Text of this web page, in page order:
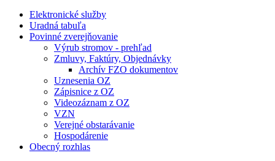
Elektronické služby
Uradná tabuľa
Povinné zverejňovanie
Výrub stromov - prehľad
Zmluvy, Faktúry, Objednávky
Archív FZO dokumentov
Uznesenia OZ
Zápisnice z OZ
Videozáznam z OZ
VZN
Verejné obstarávanie
Hospodárenie
Obecný rozhlas